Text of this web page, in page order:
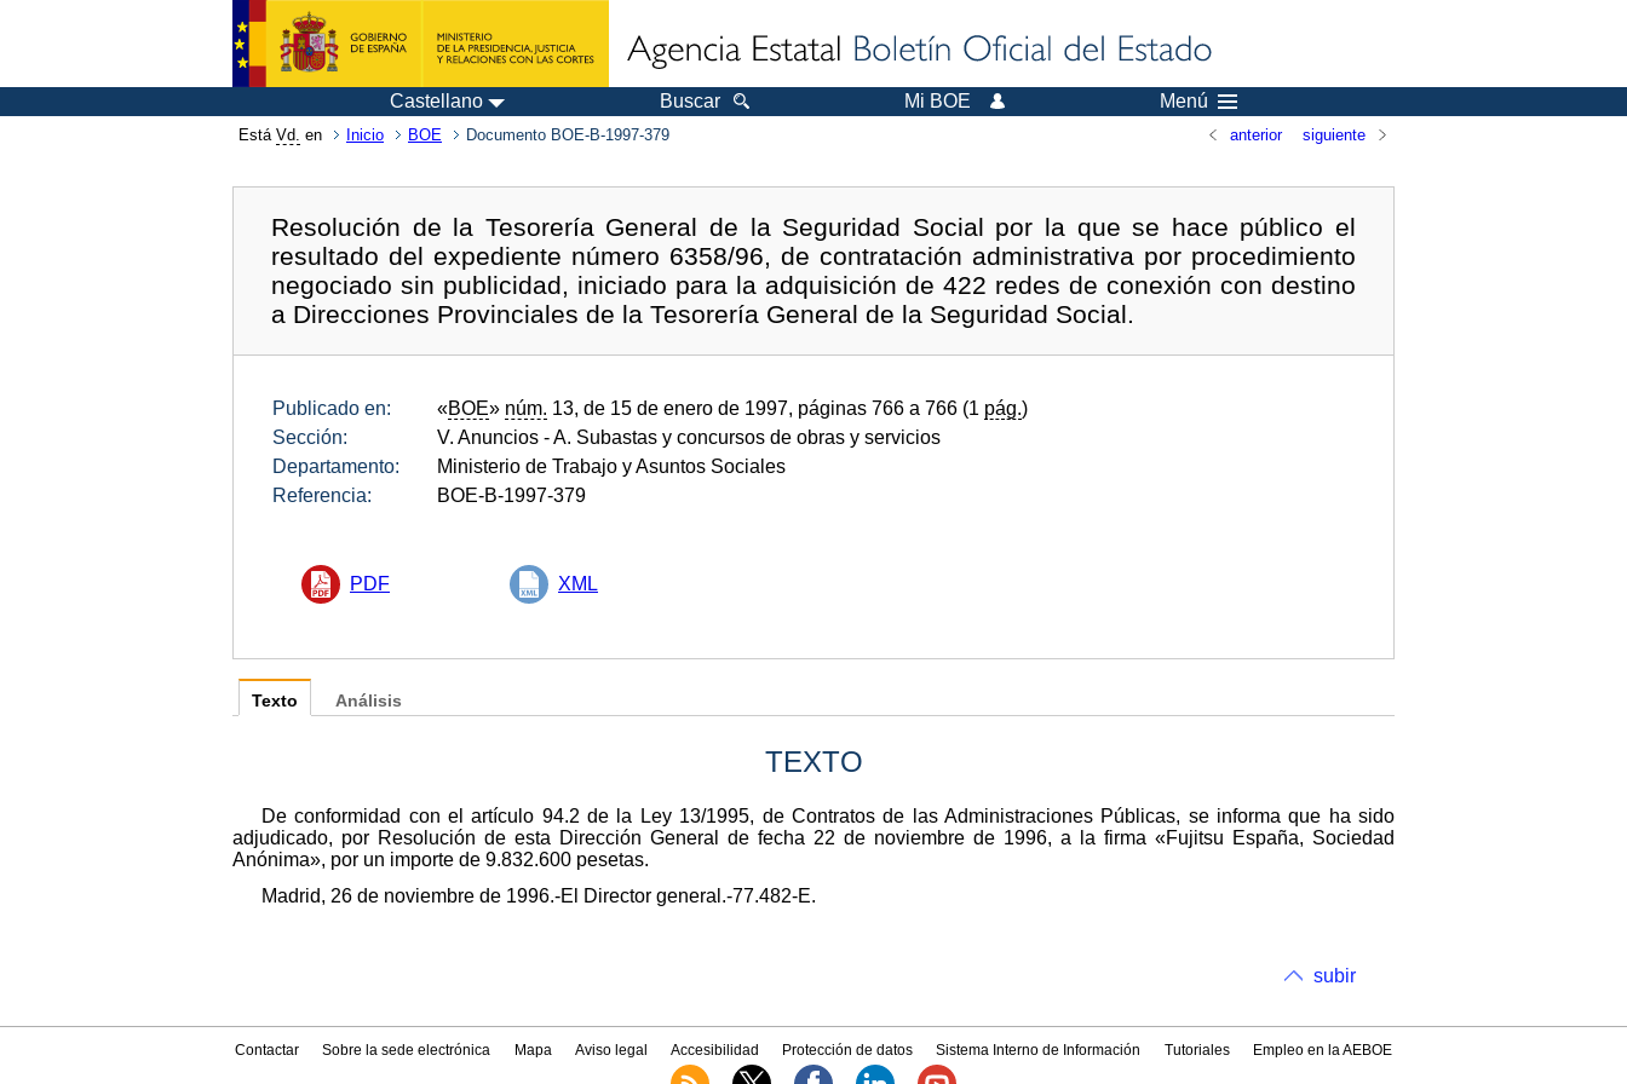
Castellano Buscar Mi BOE Menú
Está Vd. en Inicio BOE Documento BOE-B-1997-379 anterior siguiente
Resolución de la Tesorería General de la Seguridad Social por la que se hace público el
resultado del expediente número 6358/96, de contratación administrativa por procedimiento
negociado sin publicidad, iniciado para la adquisición de 422 redes de conexión con destino
a Direcciones Provinciales de la Tesorería General de la Seguridad Social.
Publicado en: «BOE» núm. 13, de 15 de enero de 1997, páginas 766 a 766 (1 pág.)
Sección:
V. Anuncios - A. Subastas y concursos de obras y servicios
Departamento:
Ministerio de Trabajo y Asuntos Sociales
Referencia:
BOE-B-1997-379
PDF XML
Texto
TEXTO
De conformidad con el artículo 94.2 de la Ley 13/1995, de Contratos de las Administraciones Públicas, se informa que ha sido
adjudicado, por Resolución de esta Dirección General de fecha 22 de noviembre de 1996, a la firma «Fujitsu España, Sociedad
Anónima», por un importe de 9.832.600 pesetas.
Madrid, 26 de noviembre de 1996.-El Director general.-77.482-E.
Análisis
subir
Contactar Sobre la sede electrónica Mapa Aviso legal Accesibilidad Protección de datos Sistema Interno de Información Tutoriales Empleo en la AEBOE